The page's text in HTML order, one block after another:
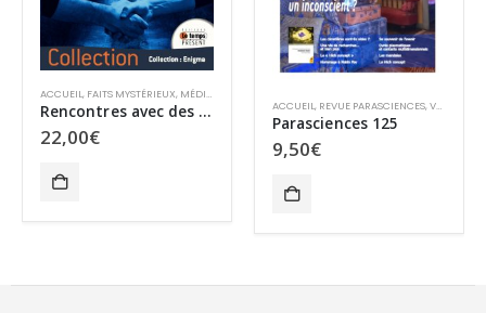
MONDES PARALLÈLES,OVNIS,OVNIS
ACCUEIL, REVUE PARASCIENCES,
Parasciences 125
9,50€
ACCUEIL FAITS MYSTÉRIEUX,MÉDIUMNITÉ
21,50